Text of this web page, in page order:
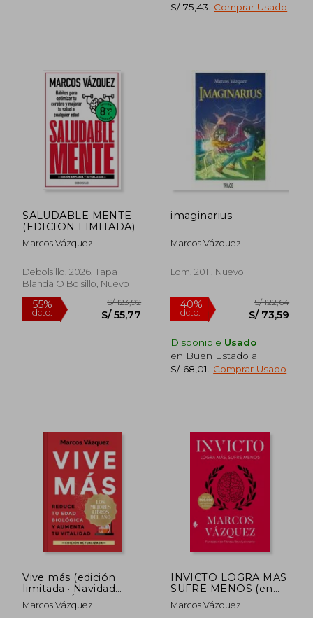
55%
dcto. S/ 89,83
55%
dcto. S/
S/ 75,43
Comprar Usado
SALUDABLE MENTE
(EDICION LIMITADA)
Marcos Vázquez
Debolsillo, 2026, Tapa
Blanda O Bolsillo, Nuevo
55%
dcto. S/ 55,77
imaginarius
Marcos Vázquez
Lom, 2011, Nuevo
40%
dcto.
S/
S/
Disponible Usado
en Buen Estado a
S/ 68,01
Comprar Usado
Vive más (edición
limitada · Navidad
Grandes Éxitos) (en
spa)
Marcos Vázquez
INVICTO LOGRA MAS
SUFRE MENOS (en
Castellano)
Marcos Vázquez